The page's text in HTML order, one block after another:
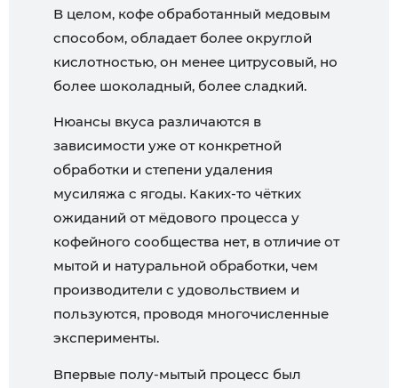
В целом, кофе обработанный медовым
способом, обладает более округлой
кислотностью, он менее цитрусовый, но
более шоколадный, более сладкий.
Нюансы вкуса различаются в
зависимости уже от конкретной
обработки и степени удаления
мусиляжа с ягоды. Каких-то чётких
ожиданий от мёдового процесса у
кофейного сообщества нет, в отличие от
мытой и натуральной обработки, чем
производители с удовольствием и
пользуются, проводя многочисленные
эксперименты.
Впервые полу-мытый процесс был